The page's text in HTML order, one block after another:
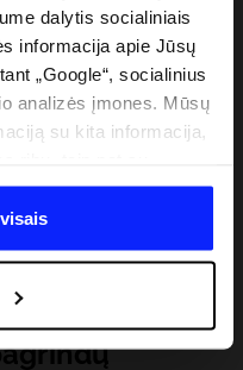
dalytis socialiniais
informacija apie Jūsų
„Google“, socialinius
analizės įmones. Mūsų
su kita informacija,
naudojatės jų
mes galime perduoti
partneriams, siekdami
ir tobulinti mūsų
socialinius tinklus).
politikoje ir